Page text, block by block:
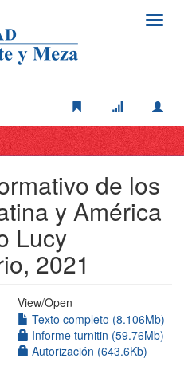
de los
y América
Lucy
2021
View/Open
Texto completo (8.106Mb)
Informe turnitin (59.76Mb)
Autorización (643.6Kb)